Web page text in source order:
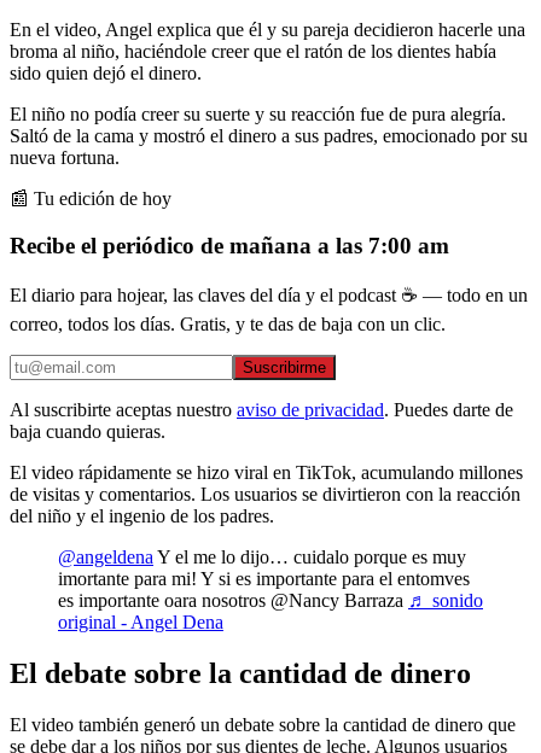
En el video, Angel explica que él y su pareja decidieron hacerle una
broma al niño, haciéndole creer que el ratón de los dientes había
sido quien dejó el dinero.
El niño no podía creer su suerte y su reacción fue de pura alegría.
Saltó de la cama y mostró el dinero a sus padres, emocionado por su
nueva fortuna.
📰 Tu edición de hoy
Recibe el periódico de mañana a las 7:00 am
El diario para hojear, las claves del día y el podcast ☕ — todo en un
correo, todos los días. Gratis, y te das de baja con un clic.
Suscribirme
Al suscribirte aceptas nuestro aviso de privacidad. Puedes darte de
baja cuando quieras.
El video rápidamente se hizo viral en TikTok, acumulando millones
de visitas y comentarios. Los usuarios se divirtieron con la reacción
del niño y el ingenio de los padres.
@angeldena Y el me lo dijo… cuidalo porque es muy
imortante para mi! Y si es importante para el entomves
es importante oara nosotros @Nancy Barraza ♬ sonido
original - Angel Dena
El debate sobre la cantidad de dinero
El video también generó un debate sobre la cantidad de dinero que
se debe dar a los niños por sus dientes de leche. Algunos usuarios